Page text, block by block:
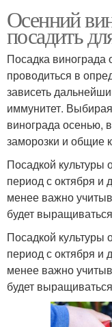
Осенний
посадить
Посадка винограда
проводиться в
зависеть
иммунитет.
винограда осенью,
заморозки и общие
Посадкой культуры
период с октября и
менее важно
будет
Посадкой культуры
период с октября и
менее важно
будет